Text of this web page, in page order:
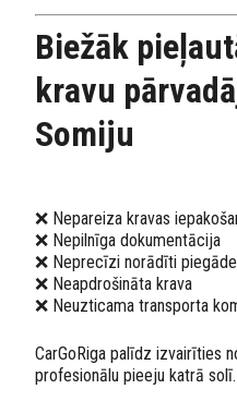
Biežāk
kravu
Somiju
❌ Nepareiza kravas
❌ Nepilnīga dokumentācija
❌ Neprecīzi norādīti
❌ Neapdrošināta krava
❌ Neuzticama transporta
CarGoRiga palīdz izvairīties
profesionālu pieeju katrā solī.